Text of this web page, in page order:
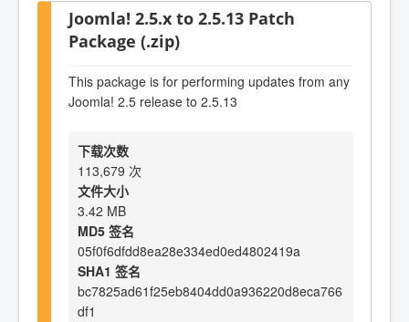
Joomla! 2.5.x to 2.5.13 Patch
Package (.zip)
This package is for performing updates from any
Joomla! 2.5 release to 2.5.13
下载次数
113,679 次
文件大小
3.42 MB
MD5 签名
05f0f6dfdd8ea28e334ed0ed4802419a
SHA1 签名
bc7825ad61f25eb8404dd0a936220d8eca766
df1